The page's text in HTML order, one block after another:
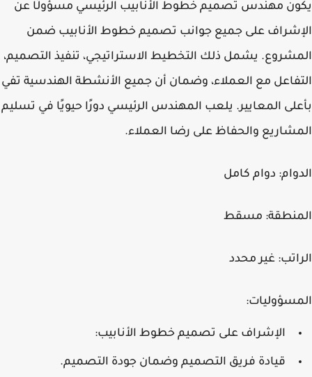
يكون مهندس تصميم خطوط الأنابيب الرئيسي مسؤولًا عن
الإشراف على جميع جوانب تصميم خطوط الأنابيب ضمن
المشروع. يشمل ذلك التخطيط الاستراتيجي، تنفيذ التصميم،
التفاعل مع العملاء، وضمان أن جميع الأنشطة الهندسية تفي
بأعلى المعايير. يلعب المهندس الرئيسي دورًا حيويًا في تسليم
المشاريع والحفاظ على رضا العملاء.
الدوام: دوام كامل
المنطقة: مسقط
الراتب: غير محدد
المسؤوليات:
الإشراف على تصميم خطوط الأنابيب:
قيادة فريق التصميم وضمان جودة التصميم.